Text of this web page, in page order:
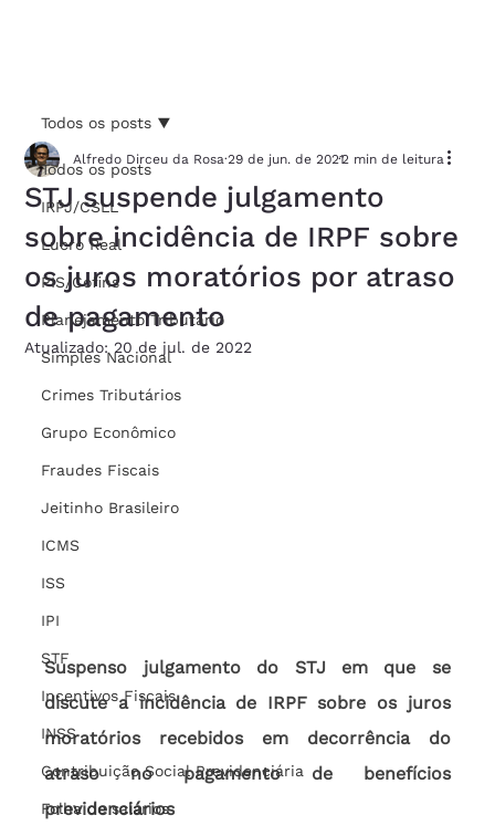
Todos os posts
IRPJ/CSLL
Lucro Real
PIS/Cofins
Planejamento Tributário
Simples Nacional
Crimes Tributários
Grupo Econômico
Fraudes Fiscais
Jeitinho Brasileiro
ICMS
ISS
IPI
STF
Incentivos Fiscais
INSS
Contribuição Social Previdenciária
Folha de salários
Todos os posts
STJ suspende julgamento
sobre incidência de IRPF sobre
os juros moratórios por atraso
de pagamento
Alfredo Dirceu da Rosa 29 de jun. de 20212 min de leitura
Atualizado: 20 de jul. de 2022
Suspenso julgamento do STJ em que se
discute a incidência de IRPF sobre os juros
moratórios recebidos em decorrência do
atraso no pagamento de benefícios
previdenciários